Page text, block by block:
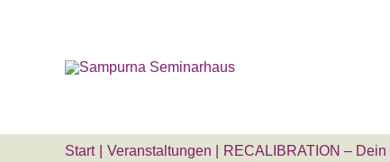
Start Veranstaltungen RECALIBRATION –